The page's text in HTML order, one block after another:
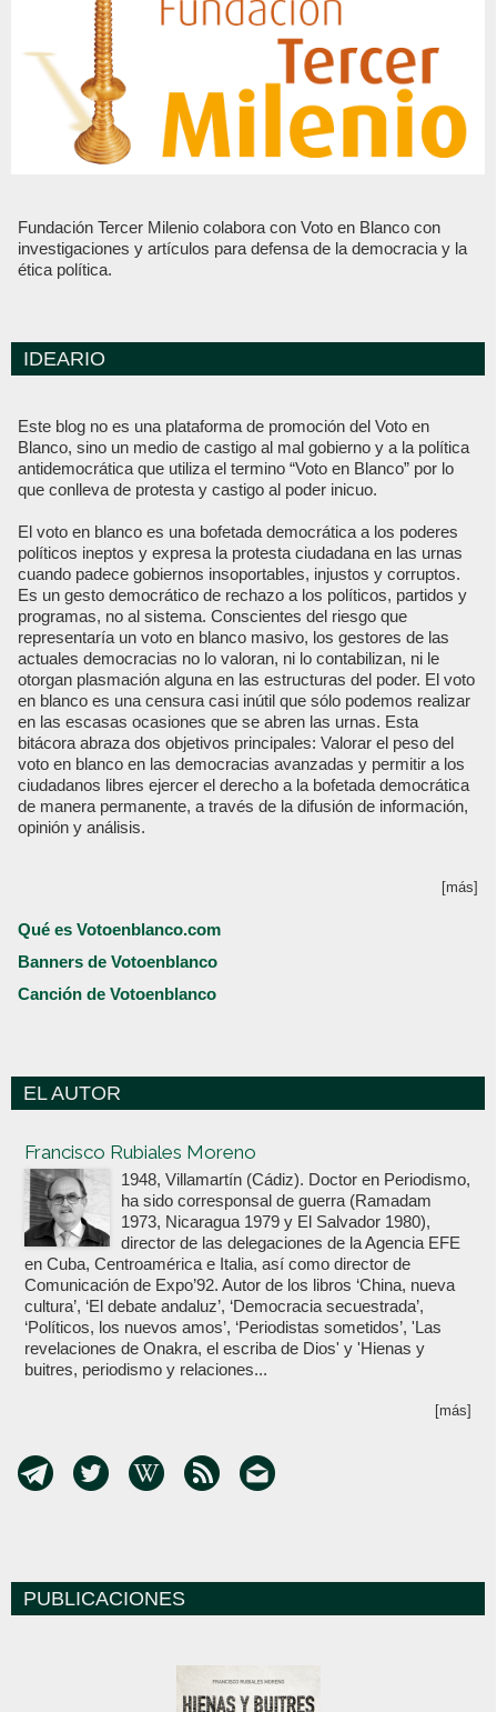
Fundación Tercer Milenio colabora con Voto en Blanco con
investigaciones y artículos para defensa de la democracia y la
ética política.
IDEARIO
Este blog no es una plataforma de promoción del Voto en
Blanco, sino un medio de castigo al mal gobierno y a la política
antidemocrática que utiliza el termino “Voto en Blanco” por lo
que conlleva de protesta y castigo al poder inicuo.
El voto en blanco es una bofetada democrática a los poderes
políticos ineptos y expresa la protesta ciudadana en las urnas
cuando padece gobiernos insoportables, injustos y corruptos.
Es un gesto democrático de rechazo a los políticos, partidos y
programas, no al sistema. Conscientes del riesgo que
representaría un voto en blanco masivo, los gestores de las
actuales democracias no lo valoran, ni lo contabilizan, ni le
otorgan plasmación alguna en las estructuras del poder. El voto
en blanco es una censura casi inútil que sólo podemos realizar
en las escasas ocasiones que se abren las urnas. Esta
bitácora abraza dos objetivos principales: Valorar el peso del
voto en blanco en las democracias avanzadas y permitir a los
ciudadanos libres ejercer el derecho a la bofetada democrática
de manera permanente, a través de la difusión de información,
opinión y análisis.
[más]
Qué es Votoenblanco.com
Banners de Votoenblanco
Canción de Votoenblanco
EL AUTOR
Francisco Rubiales Moreno
1948, Villamartín (Cádiz). Doctor en Periodismo,
ha sido corresponsal de guerra (Ramadam
1973, Nicaragua 1979 y El Salvador 1980),
director de las delegaciones de la Agencia EFE
en Cuba, Centroamérica e Italia, así como director de
Comunicación de Expo’92. Autor de los libros ‘China, nueva
cultura’, ‘El debate andaluz’, ‘Democracia secuestrada’,
‘Políticos, los nuevos amos’, ‘Periodistas sometidos’, 'Las
revelaciones de Onakra, el escriba de Dios' y 'Hienas y
buitres, periodismo y relaciones...
[más]
PUBLICACIONES